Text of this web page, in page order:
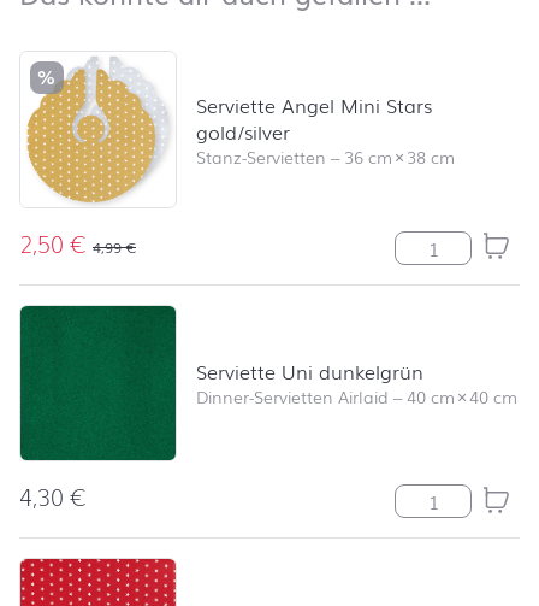
Produktliste überspringen und zum Filter springen
%
Serviette Angel Mini Stars
gold/silver
Stanz-Servietten –36 cm×38 cm
2,50€ 4,99€ Serviette
Serviette Uni dunkelgrün
Dinner-Servietten Airlaid –40 cm×40 cm
4,30€ Serviette Uni